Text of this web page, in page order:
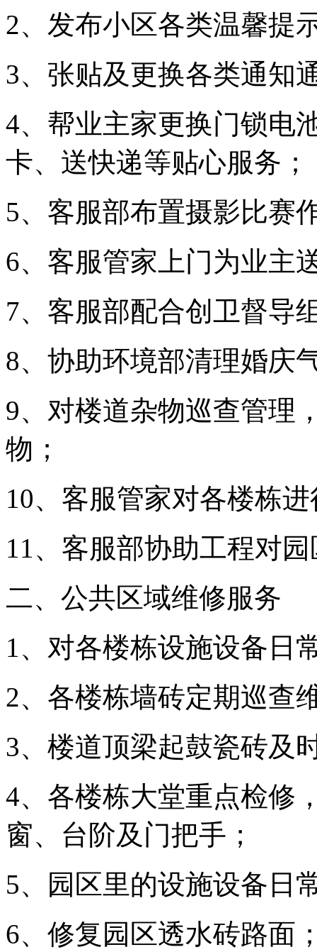
2、发布小区各类温馨提
3、张贴及更换各类通知
4、帮业主家更换门锁电
卡、送快递等贴心服务；
5、客服部布置摄影比赛
6、客服管家上门为业主
7、客服部配合创卫督导
8、协助环境部清理婚庆
9、对楼道杂物巡查管理
物；
10、客服管家对各楼栋
11、客服部协助工程对
二、公共区域维修服务
1、对各楼栋设施设备日
2、各楼栋墙砖定期巡查
3、楼道顶梁起鼓瓷砖及
4、各楼栋大堂重点检修
窗、台阶及门把手；
5、园区里的设施设备日
6、修复园区透水砖路面